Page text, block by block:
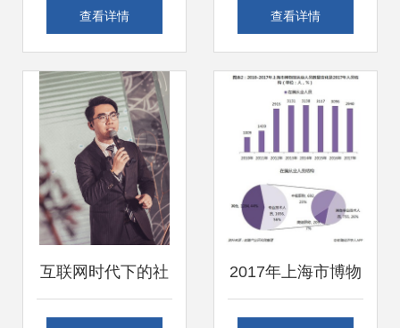
互联网销售品牌的
查看详情
营销免费评估报告
网销售策略深度解
析
查看详情
互联网时代下的社 2017年上海市博物